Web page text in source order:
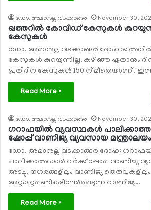
ഡോ. അമാനുല്ല വടക്കാങ്ങര November 30,
ഖത്തറില്‍ കോവിഡ് കേസുകള്‍
കേസുകള്‍
ഡോ. അമാനുല്ല വടക്കാങ്ങര ദോഹ
കേസുകള്‍ കുറയുന്നില്ല. കഴിഞ്ഞ ഏതാനും
പ്രതിദിന കേസുകള്‍ 150 ന് മീതെയാണ് .
Read More »
ഡോ. അമാനുല്ല വടക്കാങ്ങര November 30,
ഗറാഫയില്‍ വ്യവസ്ഥകള്‍
ഷോപ്പ് വാണിജ്യ വ്യവസായ
ഡോ. അമാനുല്ല വടക്കാങ്ങര ദോഹ:
പാലിക്കാത്ത കാര്‍ വര്‍ക്ക് ഷോപ്പ വാണിജ്യ
അടച്ചു. നഗരങ്ങളിലും വാണിജ്യ
അറ്റകുറ്റപ്പണികളിലേര്‍പ്പെടുന്ന വാണിജ്യ…
Read More »